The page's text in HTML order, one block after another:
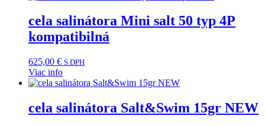
cela salinátora Mini salt 50 typ 4P
kompatibilná
625,00 € S DPH
Viac info
cela salinátora Salt&Swim 15gr NEW